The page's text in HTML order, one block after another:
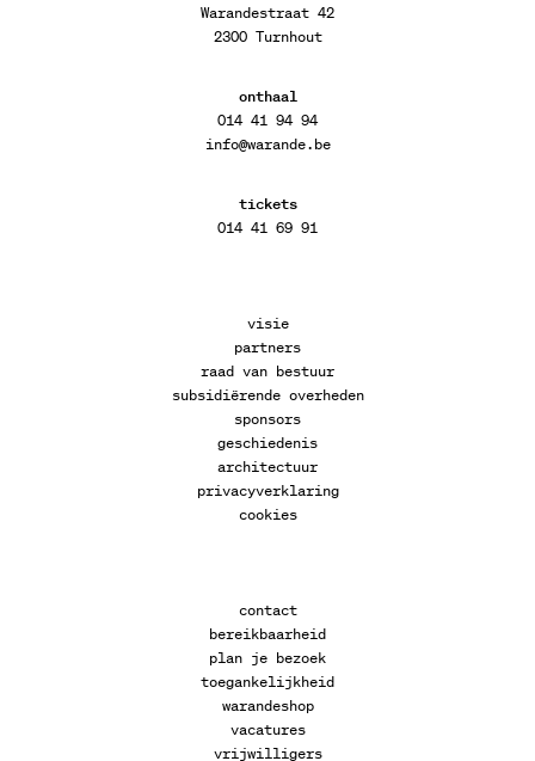
Warandestraat 42
2300 Turnhout
onthaal
014 41 94 94
info@warande.be
tickets
014 41 69 91
visie
partners
raad van bestuur
subsidiërende overheden
sponsors
geschiedenis
architectuur
privacyverklaring
cookies
contact
bereikbaarheid
plan je bezoek
toegankelijkheid
warandeshop
vacatures
vrijwilligers